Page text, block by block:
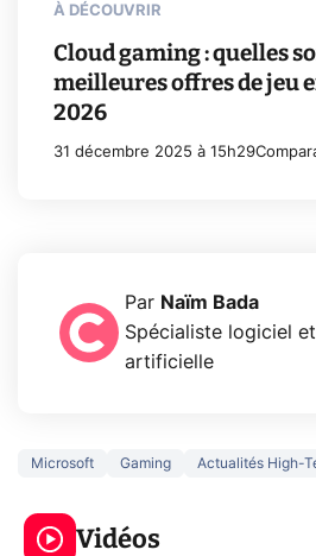
À DÉCOUVRIR
Cloud gaming : quelles
meilleures offres de jeu
2026
31 décembre 2025 à 15h29
Par Naïm Bada
Spécialiste logiciel
artificielle
Microsoft Gaming Actualités High-
Vidéos
5 générations de
jeux dans la
prochaine Xbox !